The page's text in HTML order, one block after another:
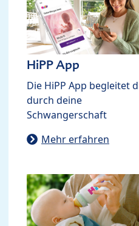
HiPP App
Die HiPP App begleitet
durch deine
Schwangerschaft
Mehr erfahren